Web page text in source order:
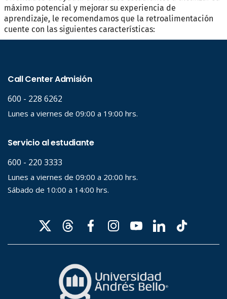
máximo potencial y mejorar su experiencia de
aprendizaje, le recomendamos que la retroalimentación
cuente con las siguientes características: